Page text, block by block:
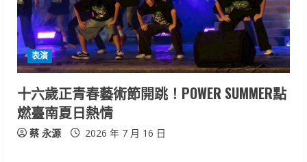
表演
十六歲正青春藝術節開跳！POWER SUMMER點
燃臺南夏日熱情
蔡 永源 2026 年 7 月 16 日